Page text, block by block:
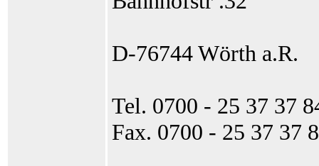
D-76744 Wörth a.R.
Tel. 0700 - 25 37 37
Fax. 0700 - 25 37 37